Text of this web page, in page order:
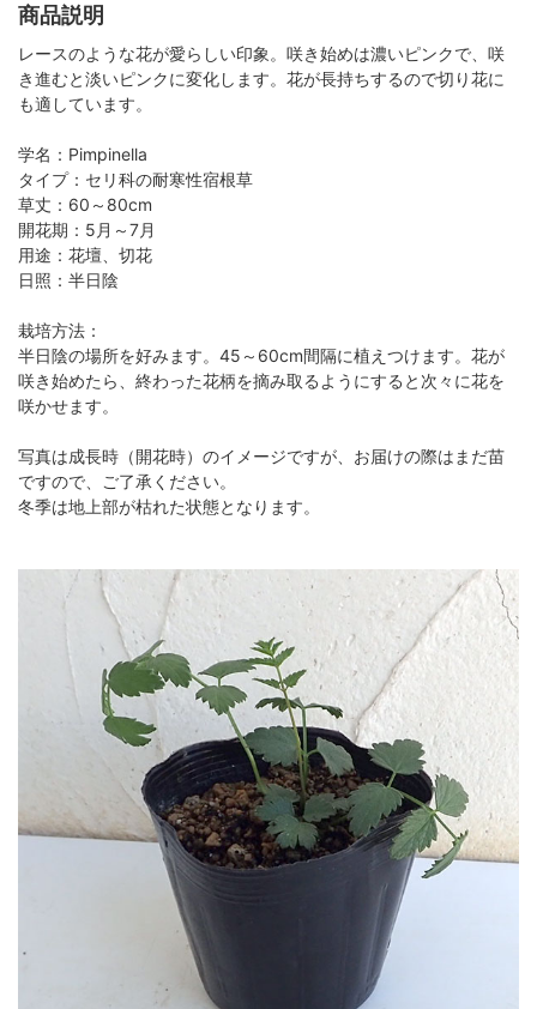
商品説明
レースのような花が愛らしい印象。咲き始めは濃いピンクで、咲
き進むと淡いピンクに変化します。花が長持ちするので切り花に
も適しています。
学名：Pimpinella
タイプ：セリ科の耐寒性宿根草
草丈：60～80cm
開花期：5月～7月
用途：花壇、切花
日照：半日陰
栽培方法：
半日陰の場所を好みます。45～60cm間隔に植えつけます。花が
咲き始めたら、終わった花柄を摘み取るようにすると次々に花を
咲かせます。
写真は成長時（開花時）のイメージですが、お届けの際はまだ苗
ですので、ご了承ください。
冬季は地上部が枯れた状態となります。